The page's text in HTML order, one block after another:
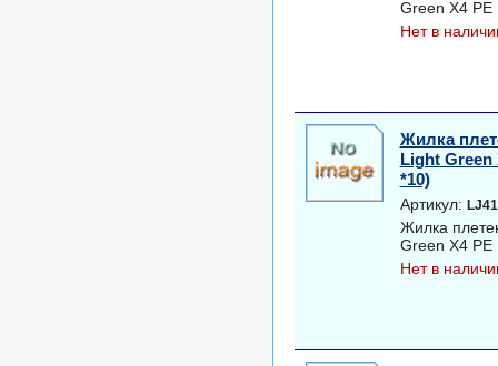
Green Х4 PE
Нет в
Жилка
Light Green
*10)
Артикул:
Жилка
Green Х4 PE
Нет в